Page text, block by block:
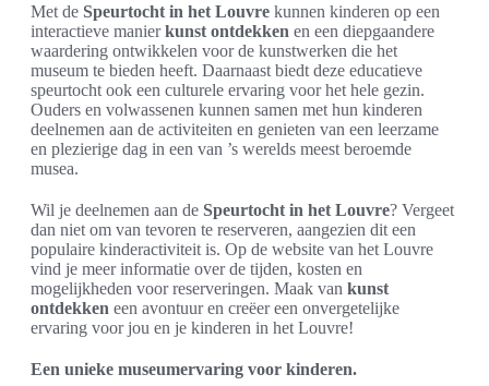
Met de Speurtocht in het Louvre kunnen kinderen op een
interactieve manierkunst ontdekken en een diepgaandere
waardering ontwikkelen voor de kunstwerken die het
museum te bieden heeft. Daarnaast biedt deze educatieve
speurtocht ook een culturele ervaring voor het hele gezin.
Ouders en volwassenen kunnen samen met hun kinderen
deelnemen aan de activiteiten en genieten van een leerzame
en plezierige dag in een van ’s werelds meest beroemde
musea.
Wil je deelnemen aan de Speurtocht in het Louvre? Vergeet
dan niet om van tevoren te reserveren, aangezien dit een
populaire kinderactiviteit is. Op de website van het Louvre
vind je meer informatie over de tijden, kosten en
mogelijkheden voor reserveringen. Maak van kunst
ontdekken een avontuur en creëer een onvergetelijke
ervaring voor jou en je kinderen in het Louvre!
Een unieke museumervaring voor kinderen.